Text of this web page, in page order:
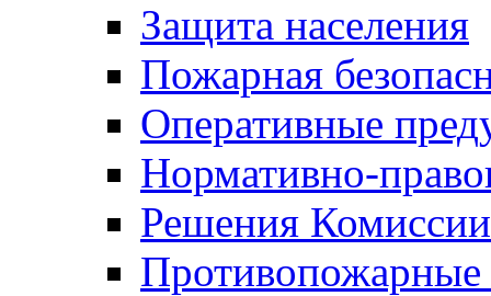
Защита населения
Пожарная
Оперативные
Нормативно-
Решения
Противопожарные